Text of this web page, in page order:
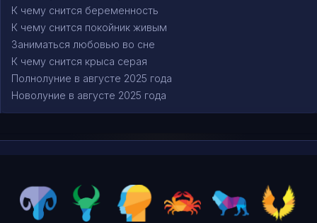
К чему снится беременность
К чему снится покойник живым
Заниматься любовью во сне
К чему снится крыса серая
Полнолуние в августе 2025 года
Новолуние в августе 2025 года